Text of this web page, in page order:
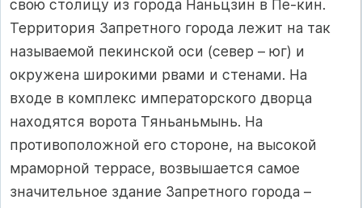
свою столицу из города Наньцзин в Пе-кин.
Территория Запретного города лежит на так
называемой пекинской оси (север – юг) и
окружена широкими рвами и стенами. На
входе в комплекс императорского дворца
находятся ворота Тяньаньмынь. На
противоположной его стороне, на высокой
мраморной террасе, возвышается самое
значительное здание Запретного города –